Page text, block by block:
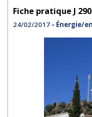
Fiche pratique J 290
24/02/2017 - Énergie/